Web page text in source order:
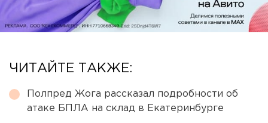
ЧИТАЙТЕ ТАКЖЕ:
Полпред Жога рассказал подробности об
атаке БПЛА на склад в Екатеринбурге